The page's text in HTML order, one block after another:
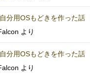
分用OSもどきを作った話
より
分用OSもどきを作った話
より